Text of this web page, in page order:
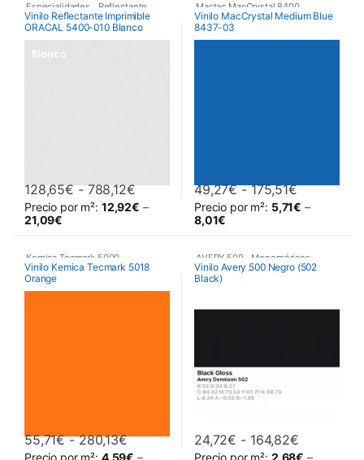
Especialidades Reflectante
Vinilos De Corte
Vinilo Reflectante Imprimible
ORACAL 5400-010 Blanco
128,65€ - 788,12€Rango de precios: desde 128,65€
Precio por m²: 12,92€ –
21,09€
Este producto tiene múltiples variantes. Las opciones se
Mactac MacCrystal 8400
Vinilos De Corte
Vinilo MacCrystal Medium Blue
8437-03
49,27€ - 175,51€Rango de
Precio por m²: 5,71€ –
8,01€
Este producto tiene múltiples
Kemica Tecmark 5000
Poliméricos
Vinilo Kemica Tecmark 5018
Orange
55,71€ - 280,13€Rango de precios: desde 55,71€ hasta
AVERY 500 Monoméricos
Vinilos De Corte
Vinilo Avery 500 Negro (502
Black)
24,72€ - 164,82€Rango de